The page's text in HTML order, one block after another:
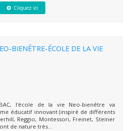
Cliquez ici
BIENÊTRE-ÉCOLE DE LA VIE
l'école de la vie Neo-bienêtre va
éducatif innovant (inspiré de différents
Reggio, Montessori, Freinet, Steiner
de nature très...